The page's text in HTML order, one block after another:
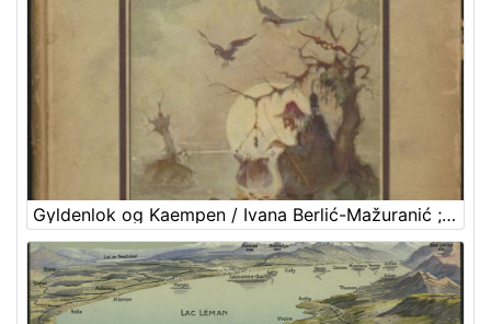
Gyldenlok og Kaempen / Ivana Berlić-Mažuranić ; [kroatiske aeventyr i autoriseret oversoetteelse ved Gudrun Lohse] ; illustrationer af Vladimir Kirin